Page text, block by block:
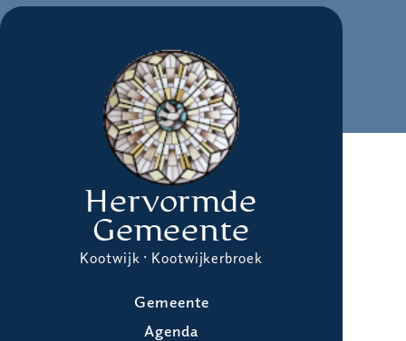
Hervormde
Gemeente
Kootwijk · Kootwijkerbroek
Gemeente
Agenda